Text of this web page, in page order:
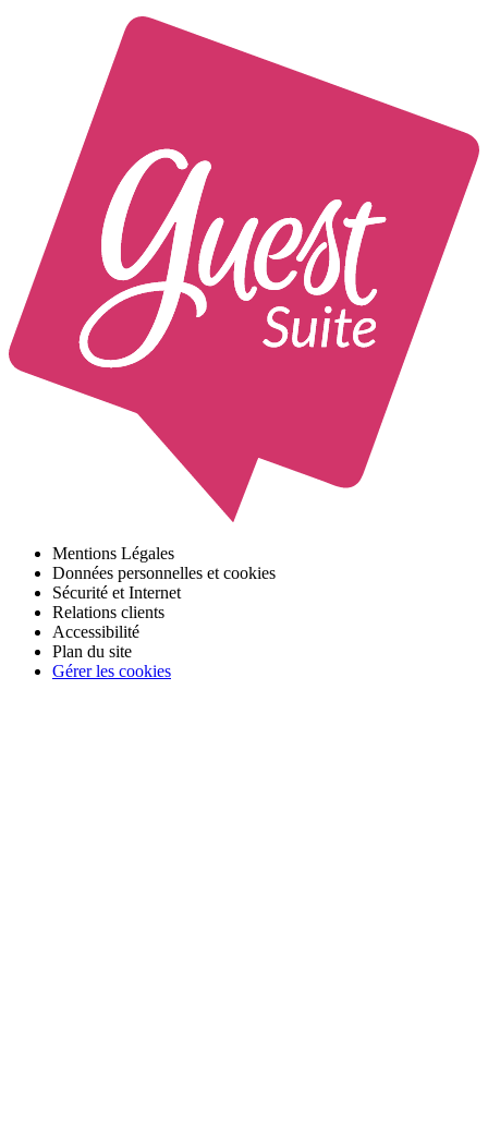
Mentions Légales
Données personnelles et cookies
Sécurité et Internet
Relations clients
Accessibilité
Plan du site
Gérer les cookies